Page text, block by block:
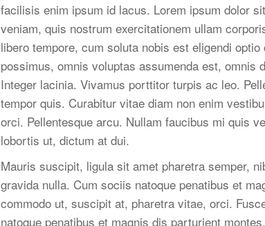
facilisis enim ipsum id lacus. Lorem ipsum dolor
veniam, quis nostrum exercitationem ullam
libero tempore, cum soluta nobis est eligendi
possimus, omnis voluptas assumenda est, omnis
Integer lacinia. Vivamus porttitor turpis ac leo.
tempor quis. Curabitur vitae diam non enim
orci. Pellentesque arcu. Nullam faucibus mi quis
lobortis ut, dictum at dui.
Mauris suscipit, ligula sit amet pharetra semper,
gravida nulla. Cum sociis natoque penatibus et
commodo ut, suscipit at, pharetra vitae, orci.
natoque penatibus et magnis dis parturient